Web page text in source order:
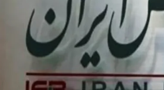
آغاز فروش نقدی با تحویل فوری بهمن دیزل
+ جزئیات